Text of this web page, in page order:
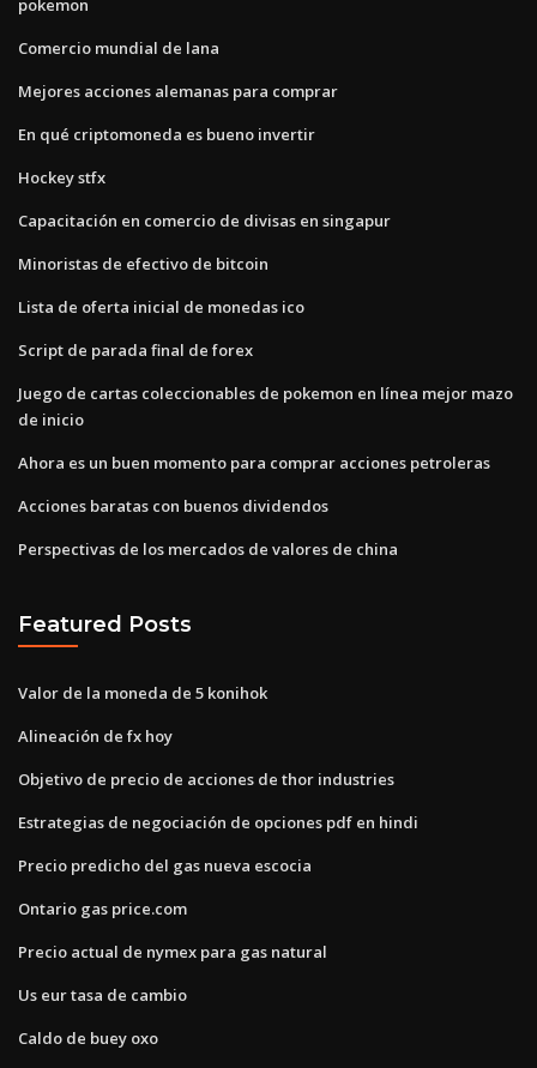
pokemon
Comercio mundial de lana
Mejores acciones alemanas para comprar
En qué criptomoneda es bueno invertir
Hockey stfx
Capacitación en comercio de divisas en singapur
Minoristas de efectivo de bitcoin
Lista de oferta inicial de monedas ico
Script de parada final de forex
Juego de cartas coleccionables de pokemon en línea mejor mazo
de inicio
Ahora es un buen momento para comprar acciones petroleras
Acciones baratas con buenos dividendos
Perspectivas de los mercados de valores de china
Featured Posts
Valor de la moneda de 5 konihok
Alineación de fx hoy
Objetivo de precio de acciones de thor industries
Estrategias de negociación de opciones pdf en hindi
Precio predicho del gas nueva escocia
Ontario gas price.com
Precio actual de nymex para gas natural
Us eur tasa de cambio
Caldo de buey oxo